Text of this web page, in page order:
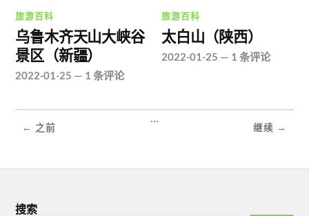
旅游百科
乌鲁木齐天山大峡谷
景区（新疆）
2022-01-25 — 1 条评论
旅游百科
太白山（陕西）
2022-01-25 — 1 条评论
← 之前
...
继续 →
搜索